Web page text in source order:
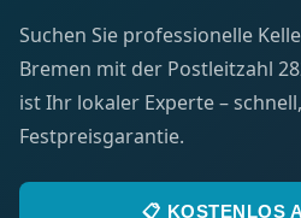
Suchen Sie professionelle
Bremen mit der Postleitzahl
ist Ihr lokaler Experte –
Festpreisgarantie.
📋 KOSTENLOS